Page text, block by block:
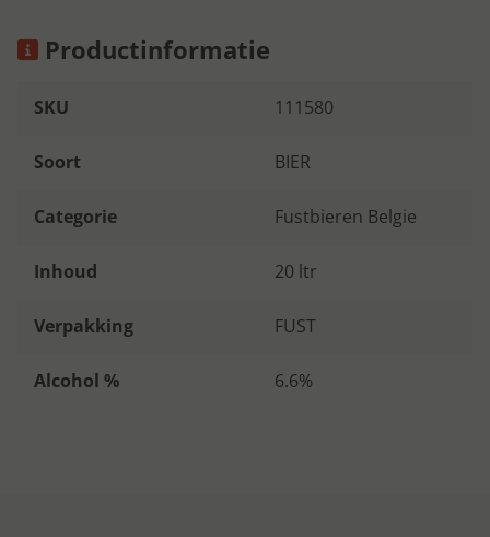
Productinformatie
SKU 111580
Soort BIER
Categorie Fustbieren Belgie
Inhoud 20 ltr
Verpakking FUST
Alcohol % 6.6%